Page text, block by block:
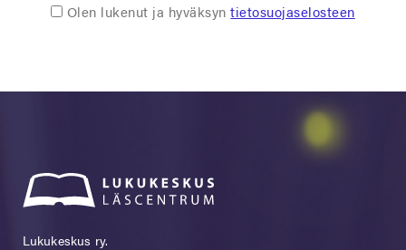
Olen lukenut ja hyväksyntietosuojaselosteen
Lukukeskus ry.